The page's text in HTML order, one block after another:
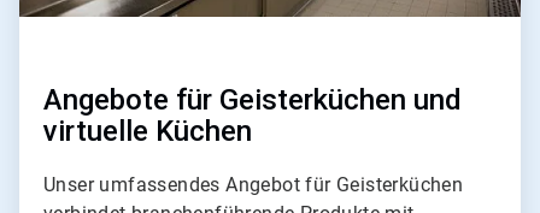
Angebote für Geisterküchen und
virtuelle Küchen
Unser umfassendes Angebot für Geisterküchen